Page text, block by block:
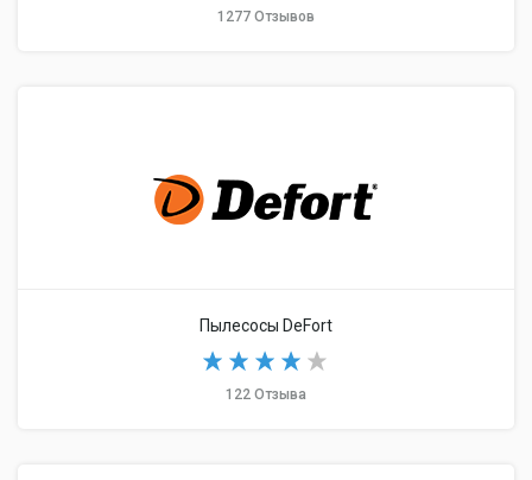
1277 Отзывов
Пылесосы DeFort
122 Отзыва